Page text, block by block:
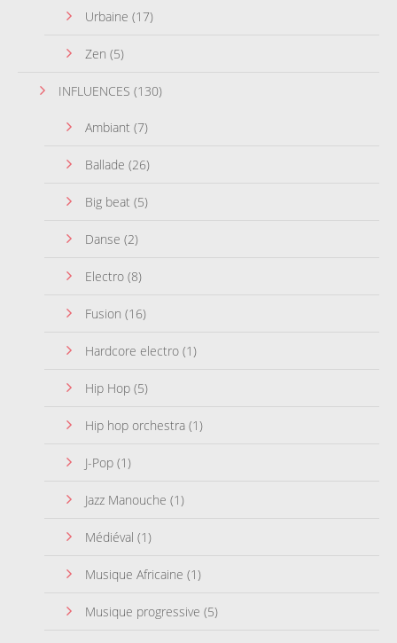
Urbaine (17)
Zen (5)
INFLUENCES (130)
Ambiant (7)
Ballade (26)
Big beat (5)
Danse (2)
Electro (8)
Fusion (16)
Hardcore electro (1)
Hip Hop (5)
Hip hop orchestra (1)
J-Pop (1)
Jazz Manouche (1)
Médiéval (1)
Musique Africaine (1)
Musique progressive (5)